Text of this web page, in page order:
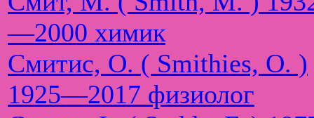
—2000 химик
Смитис, О. ( Smithies, O. )
1925—2017 физиолог